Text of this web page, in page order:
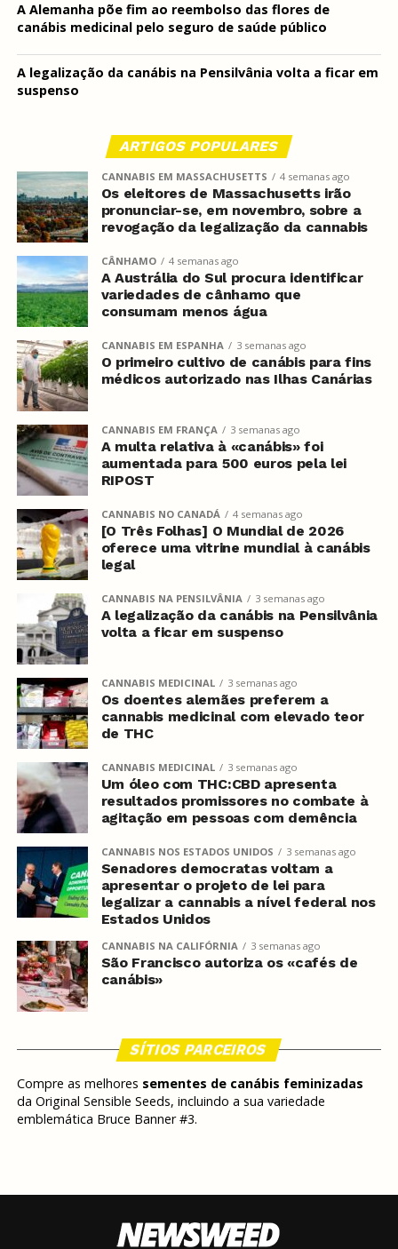
A Alemanha põe fim ao reembolso das flores de
canábis medicinal pelo seguro de saúde público
A legalização da canábis na Pensilvânia volta a ficar em
suspenso
ARTIGOS POPULARES
CANNABIS EM MASSACHUSETTS 4 semanas ago
Os eleitores de Massachusetts irão
pronunciar-se, em novembro, sobre a
revogação da legalização da cannabis
CÂNHAMO 4 semanas ago
A Austrália do Sul procura identificar
variedades de cânhamo que
consumam menos água
CANNABIS EM ESPANHA 3 semanas ago
O primeiro cultivo de canábis para fins
médicos autorizado nas Ilhas Canárias
CANNABIS EM FRANÇA 3 semanas ago
A multa relativa à «canábis» foi
aumentada para 500 euros pela lei
RIPOST
CANNABIS NO CANADÁ 4 semanas ago
[O Três Folhas] O Mundial de 2026
oferece uma vitrine mundial à canábis
legal
CANNABIS NA PENSILVÂNIA 3 semanas ago
A legalização da canábis na Pensilvânia
volta a ficar em suspenso
CANNABIS MEDICINAL 3 semanas ago
Os doentes alemães preferem a
cannabis medicinal com elevado teor
de THC
CANNABIS MEDICINAL 3 semanas ago
Um óleo com THC:CBD apresenta
resultados promissores no combate à
agitação em pessoas com demência
CANNABIS NOS ESTADOS UNIDOS 3 semanas ago
Senadores democratas voltam a
apresentar o projeto de lei para
legalizar a cannabis a nível federal nos
Estados Unidos
CANNABIS NA CALIFÓRNIA 3 semanas ago
São Francisco autoriza os «cafés de
canábis»
SÍTIOS PARCEIROS
Compre as melhores sementes de canábis feminizadas
da Original Sensible Seeds, incluindo a sua variedade
emblemática Bruce Banner #3.